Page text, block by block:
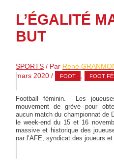
L’ÉGALITÉ
BUT
SPORTS / Par René
mars 2020 / FOOT , FOOT
Football féminin. Les
mouvement de grève pour
aucun match du championnat de
le week-end du 15 et 16
massive et historique des
par l’AFE, syndicat des joueurs